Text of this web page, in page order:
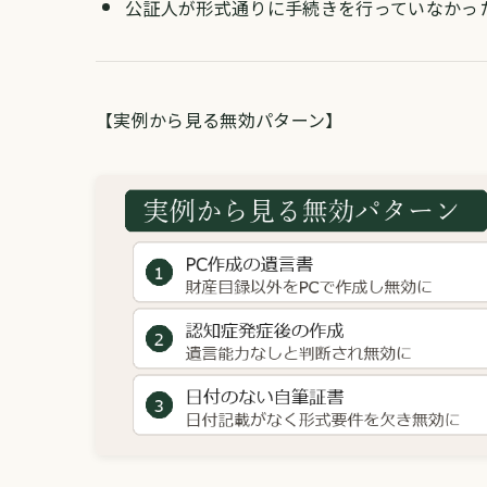
公証人が形式通りに手続きを行っていなかっ
【実例から見る無効パターン】